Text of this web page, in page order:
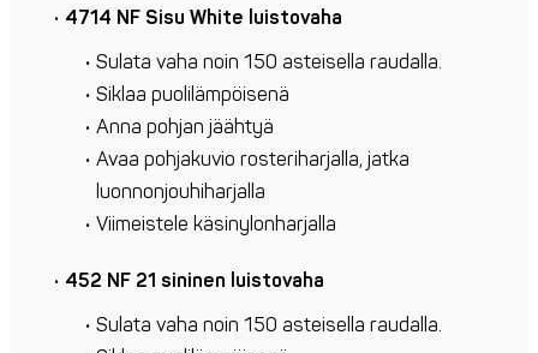
4714 NF Sisu White luistovaha
Sulata vaha noin 150 asteisella raudalla.
Siklaa puolilämpöisenä
Anna pohjan jäähtyä
Avaa pohjakuvio rosteriharjalla, jatka
luonnonjouhiharjalla
Viimeistele käsinylonharjalla
452 NF 21 sininen luistovaha
Sulata vaha noin 150 asteisella raudalla.